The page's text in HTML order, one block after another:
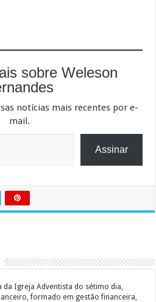
sobre Weleson
notícias mais recentes por e-
mail.
Assinar
da Igreja Adventista do sétimo dia,
formado em gestão financeira,